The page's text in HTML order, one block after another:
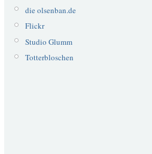
die olsenban.de
Flickr
Studio Glumm
Totterbloschen